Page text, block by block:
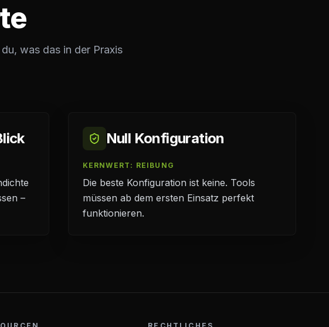
was das in der Praxis
–
Null Konfiguration
KERNWERT: REIBUNG
Die beste Konfiguration ist keine. Tools
müssen ab dem ersten Einsatz perfekt
funktionieren.